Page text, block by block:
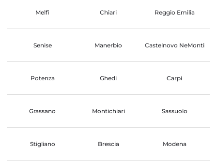
Melfi Chiari Reggio Emilia
Senise Manerbio Castelnovo NeMonti
Potenza Ghedi Carpi
Grassano Montichiari Sassuolo
Stigliano Brescia Modena